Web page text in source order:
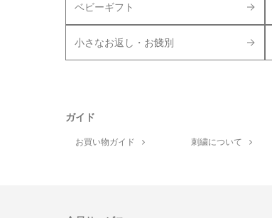
ベビーギフト
小さなお返し・お餞別
ガイド
お買い物ガイド 刺繍について